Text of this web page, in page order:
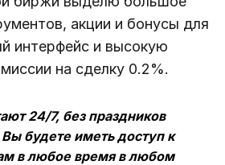
акции и бонусы для
интерфейс и высокую
на сделку 0.2%.
24/7, без праздников
будете иметь доступ к
в любое время в любом